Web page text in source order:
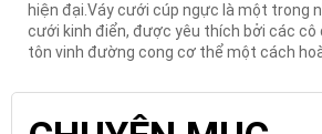
hiện đại.Váy cưới cúp ngực là một trong
cưới kinh điển, được yêu thích bởi các cô
tôn vinh đường cong cơ thể một cách